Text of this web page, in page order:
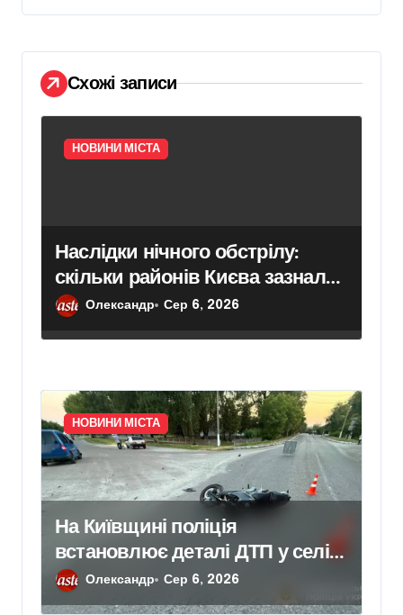
с
і
в
Схожі записи
НОВИНИ МІСТА
Наслідки нічного обстрілу:
скільки районів Києва зазнали
ударівОлександр Сер 6, 2026
НОВИНИ МІСТА
На Київщині поліція
встановлює деталі ДТП у селі
Щербаки, де травмувалися
двоє дітей
Олександр Сер 6, 2026